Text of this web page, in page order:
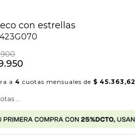
con estrellas
423G070
900
.950
a4 cuotas mensuales de $ 45.363,62
...